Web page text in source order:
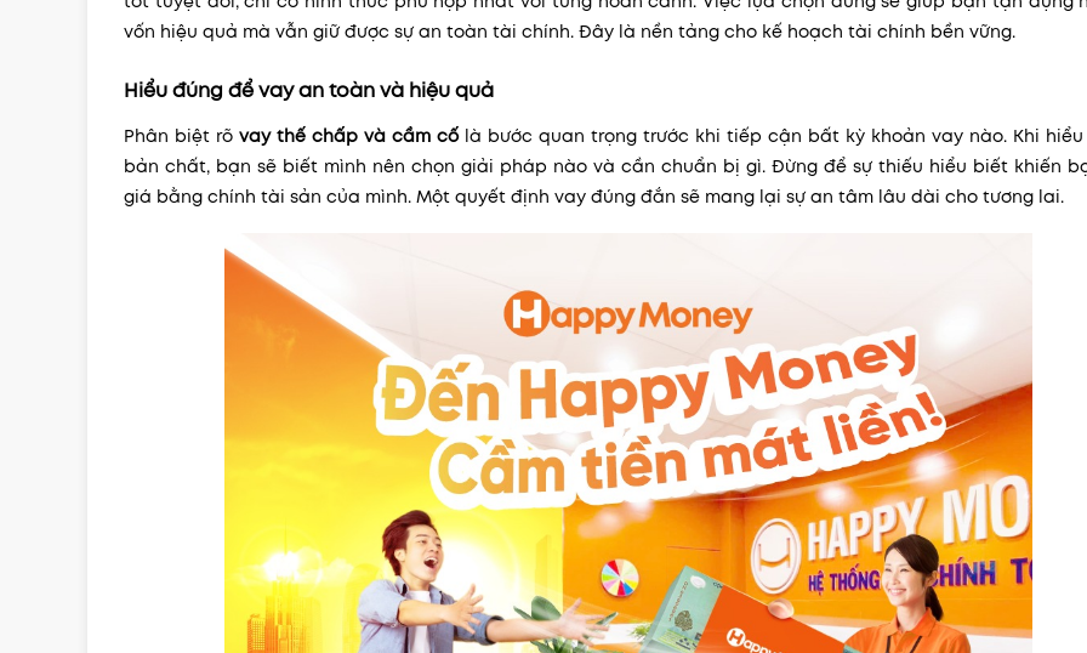
vốn hiệu quả mà vẫn giữ được sự an toàn tài chính. Đây là nền tảng cho kế hoạch tài chính bền vững.
Hiểu đúng để vay an toàn và hiệu quả
Phân biệt rõ vay thế chấp và cầm cốlà bước quan trọng trước khi tiếp cận bất kỳ khoản vay nào. Khi hiểu
bản chất, bạn sẽ biết mình nên chọn giải pháp nào và cần chuẩn bị gì. Đừng để sự thiếu hiểu biết khiến
giá bằng chính tài sản của mình. Một quyết định vay đúng đắn sẽ mang lại sự an tâm lâu dài cho tương lai.